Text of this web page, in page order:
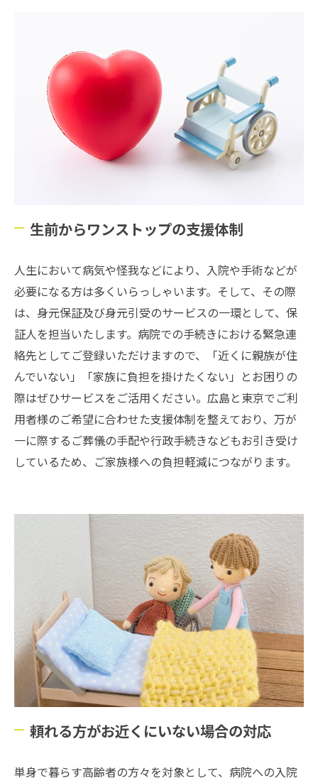
生前からワンストップの支援体制
人生において病気や怪我などにより、入院や手術などが
必要になる方は多くいらっしゃいます。そして、その際
は、身元保証及び身元引受のサービスの一環として、保
証人を担当いたします。病院での手続きにおける緊急連
絡先としてご登録いただけますので、「近くに親族が住
んでいない」「家族に負担を掛けたくない」とお困りの
際はぜひサービスをご活用ください。広島と東京でご利
用者様のご希望に合わせた支援体制を整えており、万が
一に際するご葬儀の手配や行政手続きなどもお引き受け
しているため、ご家族様への負担軽減につながります。
頼れる方がお近くにいない場合の対応
単身で暮らす高齢者の方々を対象として、病院への入院